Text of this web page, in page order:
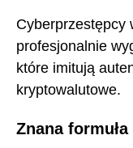
Cyberprzestępcy
profesjonalnie
które imitują
kryptowalutowe.
Znana